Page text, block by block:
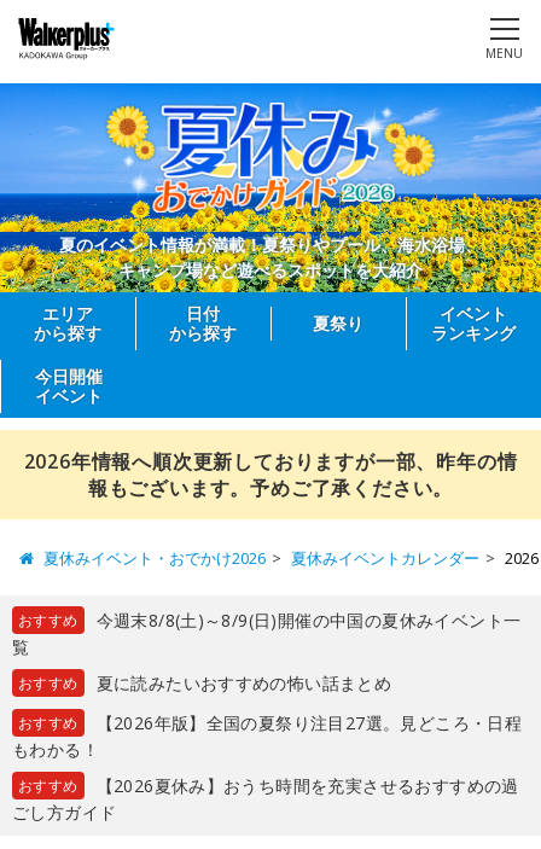
MENU
夏のイベント情報が満載！夏祭りやプール、海水浴場、
キャンプ場など遊べるスポットを大紹介
エリア
から探す
日付
から探す
夏祭り
イベント
ランキング
今日開催
イベント
2026年情報へ順次更新しておりますが一部、昨年の情
報もございます。予めご了承ください。
夏休みイベント・おでかけ2026 夏休みイベントカレンダー
おすすめ
今週末8/8(土)～8/9(日)開催の中国の夏休みイベント一
覧
おすすめ 夏に読みたいおすすめの怖い話まとめ
おすすめ
【2026年版】全国の夏祭り注目27選。見どころ・日程
もわかる！
おすすめ
【2026夏休み】おうち時間を充実させるおすすめの過
ごし方ガイド